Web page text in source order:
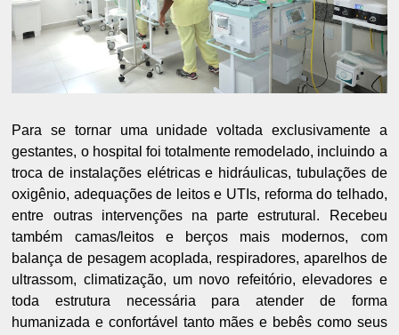
Para se tornar uma unidade voltada exclusivamente a
gestantes, o hospital foi totalmente remodelado, incluindo a
troca de instalações elétricas e hidráulicas, tubulações de
oxigênio, adequações de leitos e UTIs, reforma do telhado,
entre outras intervenções na parte estrutural. Recebeu
também camas/leitos e berços mais modernos, com
balança de pesagem acoplada, respiradores, aparelhos de
ultrassom, climatização, um novo refeitório, elevadores e
toda estrutura necessária para atender de forma
humanizada e confortável tanto mães e bebês como seus